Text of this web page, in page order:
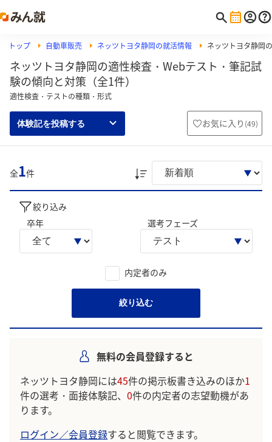
トップ 自動車販売 ネッツトヨタ静岡の就活情報 ネッツトヨタ静岡
ネッツトヨタ静岡の適性検査・Webテスト・筆記試
験の傾向と対策（全1件）
適性検査・テストの種類・形式
体験記を投稿する お気に入り (49)
全1件
絞り込み
卒年
選考フェーズ
内定者のみ
絞り込む
無料の会員登録すると
ネッツトヨタ静岡には45件の掲示板書き込みのほか1
件の選考・面接体験記、 0件の内定者の志望動機があ
ります。
ログイン／会員登録すると閲覧できます。